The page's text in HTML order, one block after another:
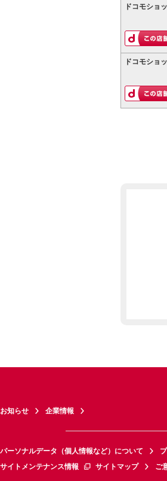
ドコモショ
ドコモショ
お知らせ 企業情報
パーソナルデータ（個人情報など）について
サイトメンテナンス情報
サイトマップ ご